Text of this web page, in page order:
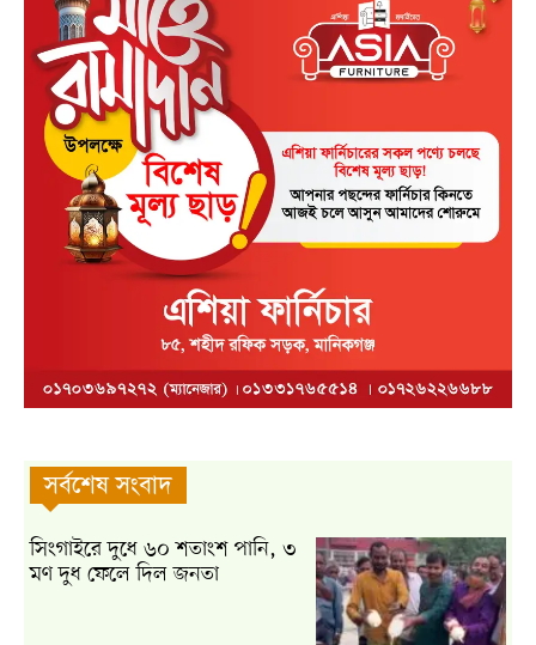
সর্বশেষ সংবাদ
সিংগাইরে দুধে ৬০ শতাংশ পানি, ৩
মণ দুধ ফেলে দিল জনতা